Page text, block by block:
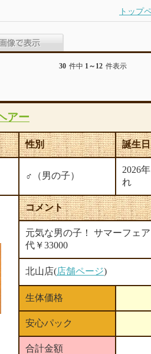
トップ
30 件中 1～12 件表示
アー
性別 誕生日
♂（男の子）
2026
れ
コメント
元気な男の子！ サマーフェ
代￥33000
北山店(店舗ページ)
生体価格
安心パック
合計金額